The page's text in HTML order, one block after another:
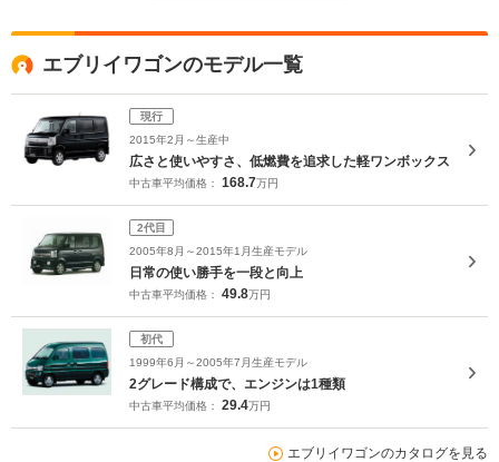
エブリイワゴンのモデル一覧
現行
2015年2月～生産中
広さと使いやすさ、低燃費を追求した軽ワンボックス
中古車平均価格： 168.7万円
2代目
2005年8月～2015年1月生産モデル
日常の使い勝手を一段と向上
中古車平均価格： 49.8万円
初代
1999年6月～2005年7月生産モデル
2グレード構成で、エンジンは1種類
中古車平均価格： 29.4万円
エブリイワゴンのカタログを見る